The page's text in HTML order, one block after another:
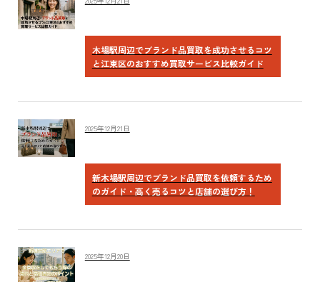
木場駅周辺でブランド品買取を成功させるコツ
と江東区のおすすめ買取サービス比較ガイド
2025年12月21日
新木場駅周辺でブランド品買取を依頼するため
のガイド・高く売るコツと店舗の選び方！
2025年12月20日